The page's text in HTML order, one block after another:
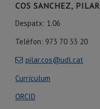
COS SANCHEZ, PILAR
Despatx: 1.06
Telèfon: 973 70 33 20
pilar.cos@udl.cat
Currículum
ORCID